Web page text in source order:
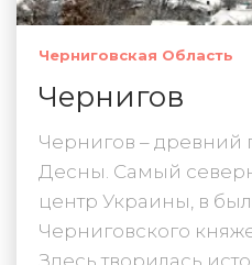
Черниговская Область
Чернигов
Чернигов – древний
Десны. Самый
центр Украины, в
Черниговского